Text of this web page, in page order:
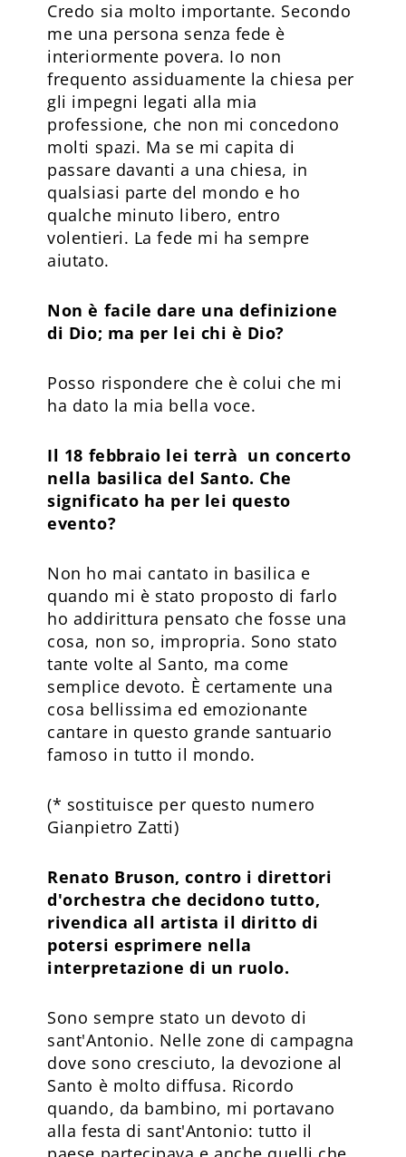
Credo sia molto importante. Secondo
me una persona senza fede è
interiormente povera. Io non
frequento assiduamente la chiesa per
gli impegni legati alla mia
professione, che non mi concedono
molti spazi. Ma se mi capita di
passare davanti a una chiesa, in
qualsiasi parte del mondo e ho
qualche minuto libero, entro
volentieri. La fede mi ha sempre
aiutato.
Non è facile dare una definizione
di Dio; ma per lei chi è Dio?
Posso rispondere che è colui che mi
ha dato la mia bella voce.
Il 18 febbraio lei terrà un concerto
nella basilica del Santo. Che
significato ha per lei questo
evento?
Non ho mai cantato in basilica e
quando mi è stato proposto di farlo
ho addirittura pensato che fosse una
cosa, non so, impropria. Sono stato
tante volte al Santo, ma come
semplice devoto. È certamente una
cosa bellissima ed emozionante
cantare in questo grande santuario
famoso in tutto il mondo.
(* sostituisce per questo numero
Gianpietro Zatti)
Renato Bruson, contro i direttori
d'orchestra che decidono tutto,
rivendica all artista il diritto di
potersi esprimere nella
interpretazione di un ruolo.
Sono sempre stato un devoto di
sant'Antonio. Nelle zone di campagna
dove sono cresciuto, la devozione al
Santo è molto diffusa. Ricordo
quando, da bambino, mi portavano
alla festa di sant'Antonio: tutto il